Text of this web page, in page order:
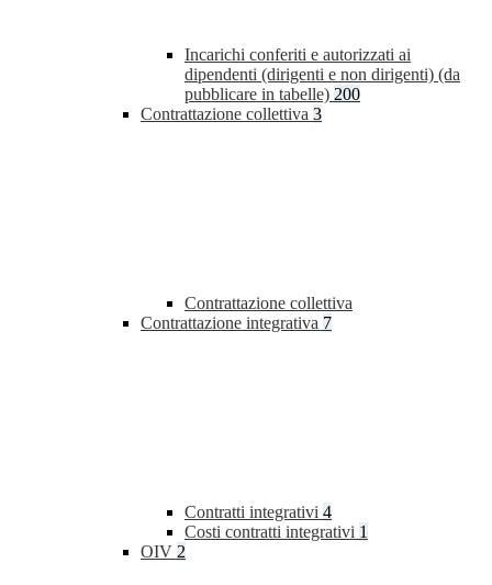
Incarichi conferiti e autorizzati ai
dipendenti (dirigenti e non dirigenti) (da
pubblicare in tabelle) 200
Contrattazione collettiva 3
Contrattazione collettiva
Contrattazione integrativa 7
Contratti integrativi 4
Costi contratti integrativi 1
OIV 2